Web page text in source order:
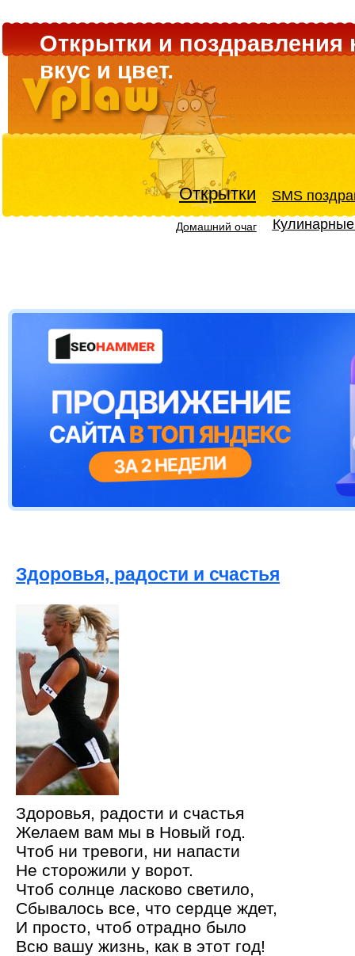
Открытки и поздравления
вкус и цвет.
Открытки SMS
Домашний очаг
Здоровья, радости и счастья
Здоровья, радости и счастья
Желаем вам мы в Новый год.
Чтоб ни тревоги, ни напасти
Не сторожили у ворот.
Чтоб солнце ласково светило,
Сбывалось все, что сердце ждет,
И просто, чтоб отрадно было
Всю вашу жизнь, как в этот год!